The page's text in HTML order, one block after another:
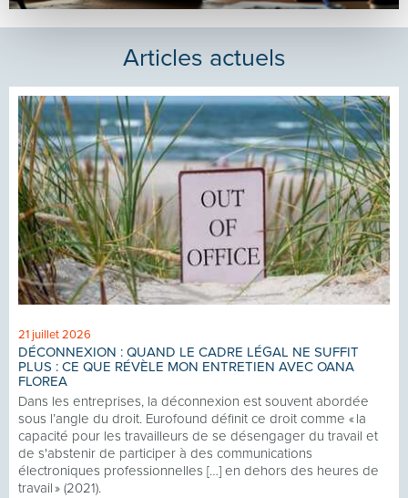
Articles actuels
21 juillet 2026
DÉCONNEXION : QUAND LE CADRE LÉGAL NE SUFFIT
PLUS : CE QUE RÉVÈLE MON ENTRETIEN AVEC OANA
FLOREA
Dans les entreprises, la déconnexion est souvent abordée
sous l’angle du droit. Eurofound définit ce droit comme « la
capacité pour les travailleurs de se désengager du travail et
de s'abstenir de participer à des communications
électroniques professionnelles […] en dehors des heures de
travail » (2021).